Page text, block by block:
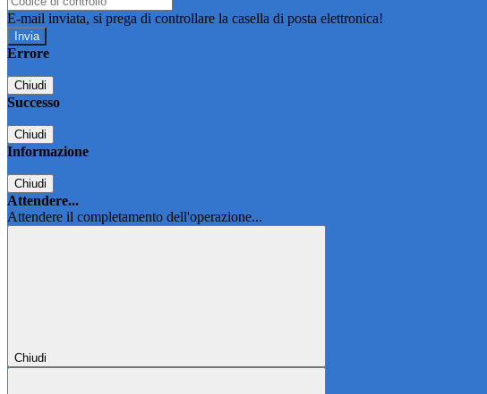
E-mail inviata, si prega di controllare la casella di posta elettronica!
Errore
Chiudi
Successo
Chiudi
Informazione
Chiudi
Attendere...
Attendere il completamento dell'operazione...
Chiudi